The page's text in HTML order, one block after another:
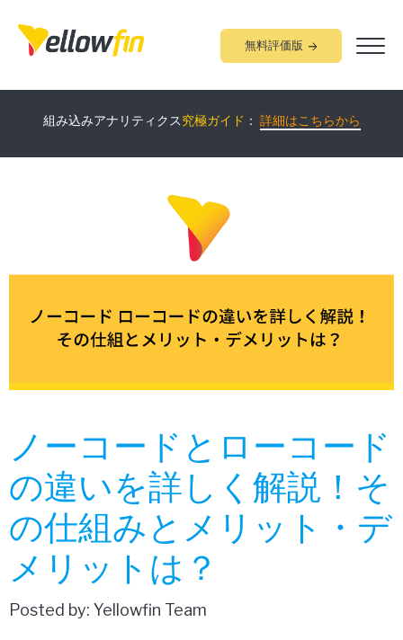
無料評価版
Yellowfinについて60分で学べる オンラインデモ
はこちらから
組み込みアナリティクス究極ガイド ： 詳細はこちらから
ノーコードとローコード
の違いを詳しく解説！そ
の仕組みとメリット・デ
メリットは？
Posted by: Yellowfin Team